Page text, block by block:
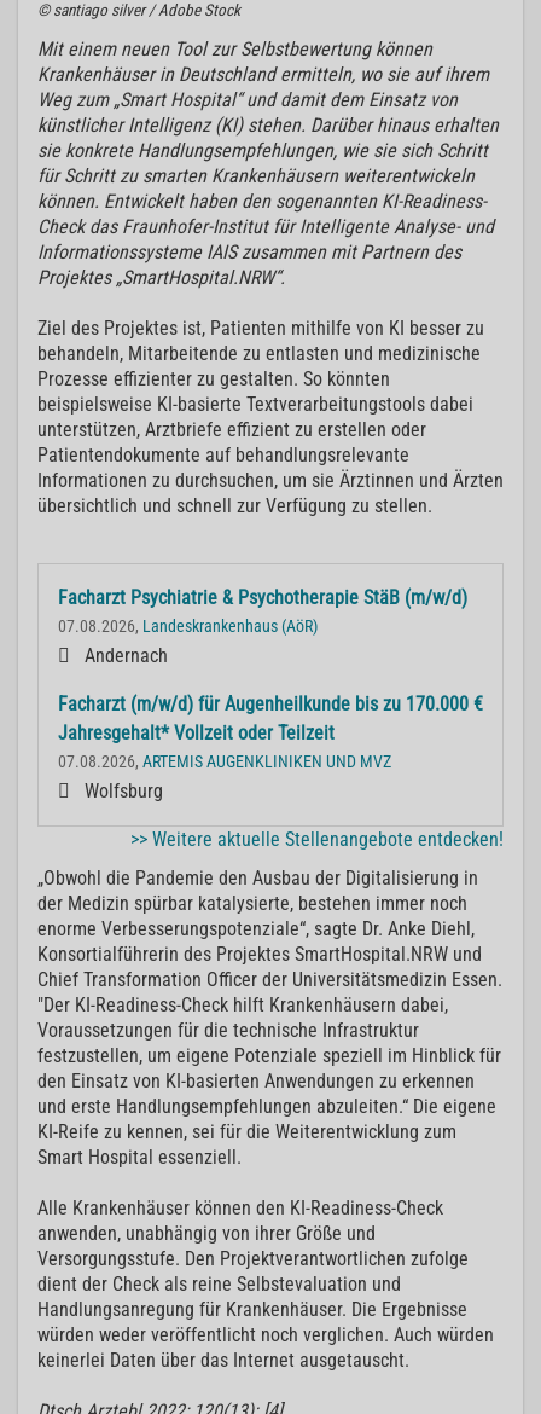
© santiago silver / Adobe Stock
Mit einem neuen Tool zur Selbstbewertung können
Krankenhäuser in Deutschland ermitteln, wo sie auf ihrem
Weg zum „Smart Hospital“ und damit dem Einsatz von
künstlicher Intelligenz (KI) stehen. Darüber hinaus erhalten
sie konkrete Handlungsempfehlungen, wie sie sich Schritt
für Schritt zu smarten Krankenhäusern weiterentwickeln
können. Entwickelt haben den sogenannten KI-Readiness-
Check das Fraunhofer-Institut für Intelligente Analyse- und
Informationssysteme IAIS zusammen mit Partnern des
Projektes „SmartHospital.NRW“.
Ziel des Projektes ist, Patienten mithilfe von KI besser zu
behandeln, Mitarbeitende zu entlasten und medizinische
Prozesse effizienter zu gestalten. So könnten
beispielsweise KI-basierte Textverarbeitungstools dabei
unterstützen, Arztbriefe effizient zu erstellen oder
Patientendokumente auf behandlungsrelevante
Informationen zu durchsuchen, um sie Ärztinnen und Ärzten
übersichtlich und schnell zur Verfügung zu stellen.
Facharzt Psychiatrie & Psychotherapie StäB (m/w/d)
07.08.2026, Landeskrankenhaus (AöR)
Andernach
Facharzt (m/w/d) für Augenheilkunde bis zu 170.000 €
Jahresgehalt* Vollzeit oder Teilzeit
07.08.2026, ARTEMIS AUGENKLINIKEN UND MVZ
Wolfsburg
>> Weitere aktuelle Stellenangebote entdecken!
„Obwohl die Pandemie den Ausbau der Digitalisierung in
der Medizin spürbar katalysierte, bestehen immer noch
enorme Verbesserungspotenziale“, sagte Dr. Anke Diehl,
Konsortialführerin des Projektes SmartHospital.NRW und
Chief Transformation Officer der Universitätsmedizin Essen.
"Der KI-Readiness-Check hilft Krankenhäusern dabei,
Voraussetzungen für die technische Infrastruktur
festzustellen, um eigene Potenziale speziell im Hinblick für
den Einsatz von KI-basierten Anwendungen zu erkennen
und erste Handlungsempfehlungen abzuleiten.“ Die eigene
KI-Reife zu kennen, sei für die Weiterentwicklung zum
Smart Hospital essenziell.
Alle Krankenhäuser können den KI-Readiness-Check
anwenden, unabhängig von ihrer Größe und
Versorgungsstufe. Den Projektverantwortlichen zufolge
dient der Check als reine Selbstevaluation und
Handlungsanregung für Krankenhäuser. Die Ergebnisse
würden weder veröffentlicht noch verglichen. Auch würden
keinerlei Daten über das Internet ausgetauscht.